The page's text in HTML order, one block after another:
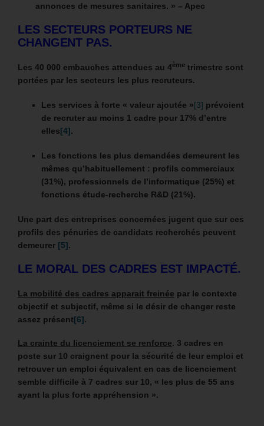
annonces de mesures sanitaires. » – Apec
LES SECTEURS PORTEURS NE
CHANGENT PAS.
Les 40 000 embauches attendues au 4ème trimestre sont
portées par les secteurs les plus recruteurs.
Les services à forte « valeur ajoutée »[3] prévoient
de recruter au moins 1 cadre pour 17% d’entre
elles[4].
Les fonctions les plus demandées demeurent les
mêmes qu’habituellement : profils commerciaux
(31%), professionnels de l’informatique (25%) et
fonctions étude-recherche R&D (21%).
Une part des entreprises concernées jugent que sur ces
profils des pénuries de candidats recherchés peuvent
demeurer [5].
LE MORAL DES CADRES EST IMPACTÉ.
La mobilité des cadres apparait freinée par le contexte
objectif et subjectif, même si le désir de changer reste
assez présent[6].
La crainte du licenciement se renforce. 3 cadres en
poste sur 10 craignent pour la sécurité de leur emploi et
retrouver un emploi équivalent en cas de licenciement
semble difficile à 7 cadres sur 10, « les plus de 55 ans
ayant la plus forte appréhension ».